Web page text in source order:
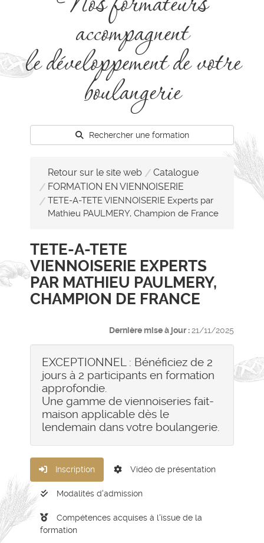
accompagnent
le développement de votre
boulangerie
Rechercher une formation
Retour sur le site web
Catalogue
FORMATION EN VIENNOISERIE
TETE-A-TETE VIENNOISERIE Experts par
Mathieu PAULMERY, Champion de France
TETE-A-TETE
VIENNOISERIE EXPERTS
PAR MATHIEU PAULMERY,
CHAMPION DE FRANCE
Dernière mise à jour : 21/11/2025
EXCEPTIONNEL : Bénéficiez de 2
jours à 2 participants en formation
approfondie.
Une gamme de viennoiseries fait-
maison applicable dès le
lendemain dans votre boulangerie.
Inscription Vidéo de présentation
Modalités d'admission
Compétences acquises à l'issue de la
formation